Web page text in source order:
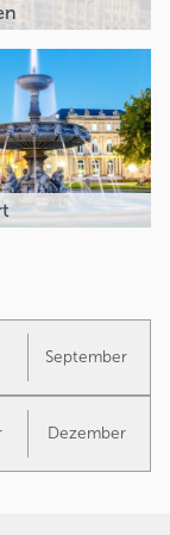
September
Dezember